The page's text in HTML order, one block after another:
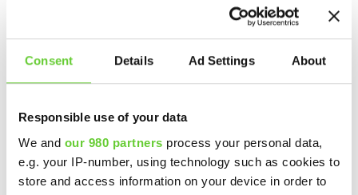
Consent Details Ad Settings About
Responsible use of your data
We and our 980 partners process your personal data,
e.g. your IP-number, using technology such as cookies to
store and access information on your device in order to
Kannattavuuslaskuri
Ajankohtaista
Yritys
Capture